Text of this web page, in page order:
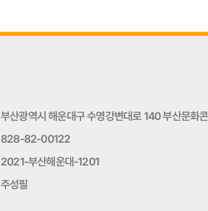
부산광역시 해운대구 수영강변대로 140 부산문화
828-82-00122
2021-부산해운대-1201
주성필